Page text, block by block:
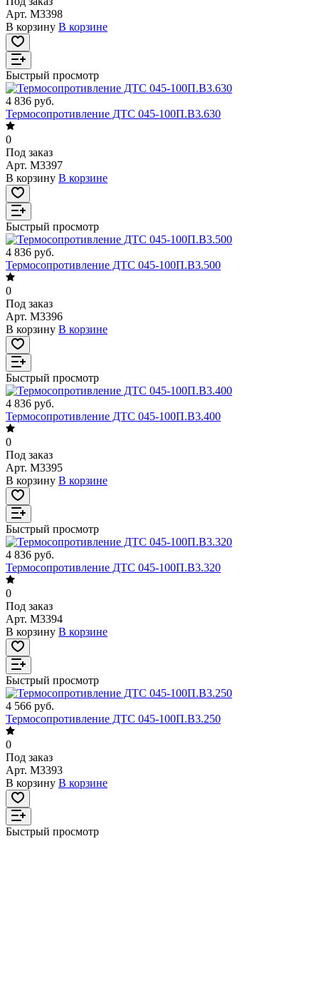
Арт. M3398
В корзину В корзине
Быстрый просмотр
4 836 руб.
Термосопротивление ДТС 045-100П.В3.630
0
Под заказ
Арт. M3397
В корзину В корзине
Быстрый просмотр
4 836 руб.
Термосопротивление ДТС 045-100П.В3.500
0
Под заказ
Арт. M3396
В корзину В корзине
Быстрый просмотр
4 836 руб.
Термосопротивление ДТС 045-100П.В3.400
0
Под заказ
Арт. M3395
В корзину В корзине
Быстрый просмотр
4 836 руб.
Термосопротивление ДТС 045-100П.В3.320
0
Под заказ
Арт. M3394
В корзину В корзине
Быстрый просмотр
4 566 руб.
Термосопротивление ДТС 045-100П.В3.250
0
Под заказ
Арт. M3393
В корзину В корзине
Быстрый просмотр